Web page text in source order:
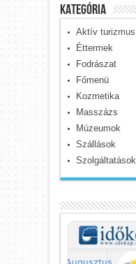
kategória
Aktív turizmus
Éttermek
Fodrászat
Főmenü
Kozmetika
Masszázs
Múzeumok
Szállások
Szolgáltatások